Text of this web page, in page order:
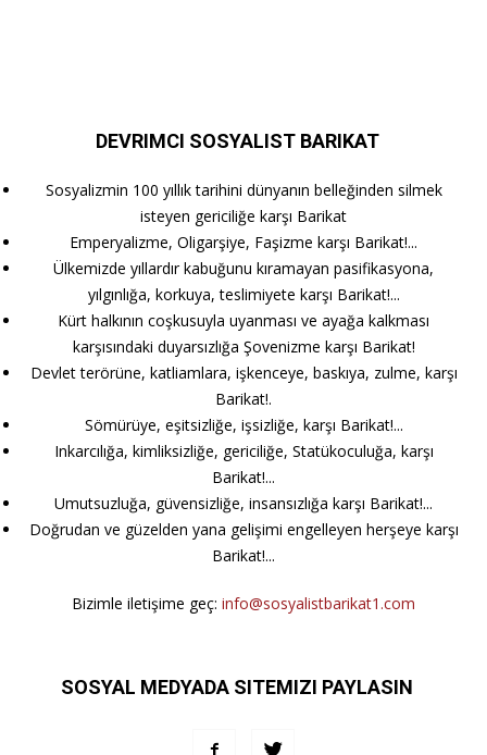
DEVRIMCI SOSYALIST BARIKAT
Sosyalizmin 100 yıllık tarihini dünyanın belleğinden silmek
isteyen gericiliğe karşı Barikat
Emperyalizme, Oligarşiye, Faşizme karşı Barikat!...
Ülkemizde yıllardır kabuğunu kıramayan pasifikasyona,
yılgınlığa, korkuya, teslimiyete karşı Barikat!...
Kürt halkının coşkusuyla uyanması ve ayağa kalkması
karşısındaki duyarsızlığa Şovenizme karşı Barikat!
Devlet terörüne, katliamlara, işkenceye, baskıya, zulme, karşı
Barikat!.
Sömürüye, eşitsizliğe, işsizliğe, karşı Barikat!...
Inkarcılığa, kimliksizliğe, gericiliğe, Statükoculuğa, karşı
Barikat!...
Umutsuzluğa, güvensizliğe, insansızlığa karşı Barikat!...
Doğrudan ve güzelden yana gelişimi engelleyen herşeye karşı
Barikat!...
Bizimle iletişime geç: info@sosyalistbarikat1.com
SOSYAL MEDYADA SITEMIZI PAYLASIN